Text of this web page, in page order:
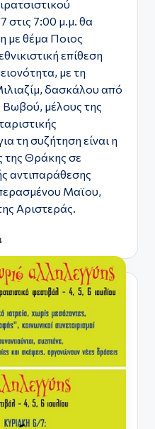
στις 7:00 μ.μ. θα
με θέμα Ποιος
επίθεση
με τη
δασκάλου από
Βωβού, μέλους της
τη συζήτηση είναι η
της Θράκης σε
αντιπαράθεσης
Μαϊου,
Αριστεράς.